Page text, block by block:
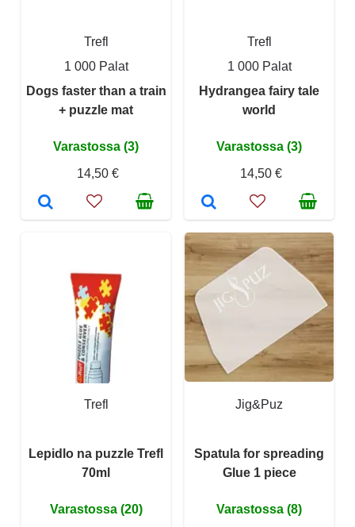
Trefl
1 000 Palat
Dogs faster than a train
+ puzzle mat
Varastossa (3)
14,50 €
Trefl
1 000 Palat
Hydrangea fairy tale
world
Varastossa (3)
14,50 €
Trefl
Lepidlo na puzzle Trefl
70ml
Varastossa (20)
Jig&Puz
Spatula for spreading
Glue 1 piece
Varastossa (8)